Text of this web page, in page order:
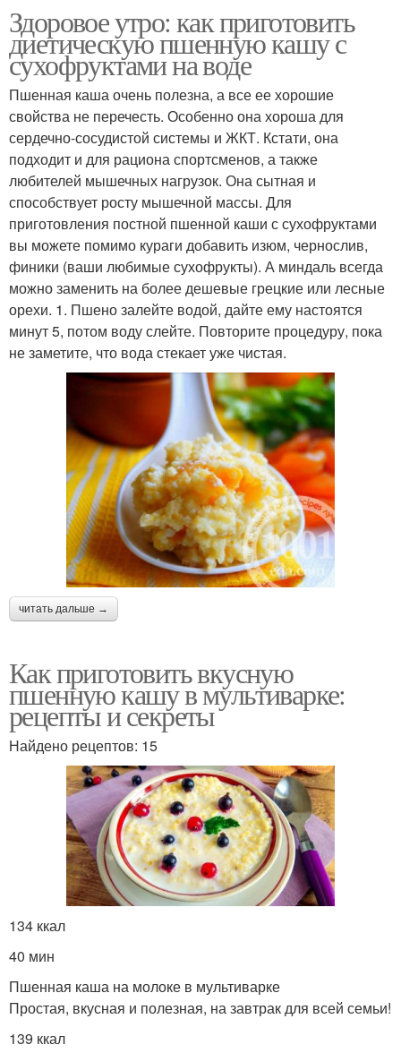
Здоровое утро: как приготовить
диетическую пшенную кашу с
сухофруктами на воде
Пшенная каша очень полезна, а все ее хорошие
свойства не перечесть. Особенно она хороша для
сердечно-сосудистой системы и ЖКТ. Кстати, она
подходит и для рациона спортсменов, а также
любителей мышечных нагрузок. Она сытная и
способствует росту мышечной массы. Для
приготовления постной пшенной каши с сухофруктами
вы можете помимо кураги добавить изюм, чернослив,
финики (ваши любимые сухофрукты). А миндаль всегда
можно заменить на более дешевые грецкие или лесные
орехи. 1. Пшено залейте водой, дайте ему настоятся
минут 5, потом воду слейте. Повторите процедуру, пока
не заметите, что вода стекает уже чистая.
читать дальше →
Как приготовить вкусную
пшенную кашу в мультиварке:
рецепты и секреты
Найдено рецептов: 15
134 ккал
40 мин
Пшенная каша на молоке в мультиварке
Простая, вкусная и полезная, на завтрак для всей семьи!
139 ккал